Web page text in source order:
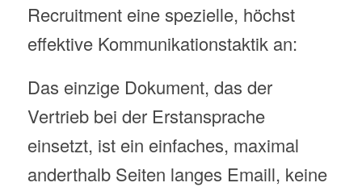
Recruitment eine spezielle, höchst
effektive Kommunikationstaktik an:
Das einzige Dokument, das der
Vertrieb bei der Erstansprache
einsetzt, ist ein einfaches, maximal
anderthalb Seiten langes Emaill, keine